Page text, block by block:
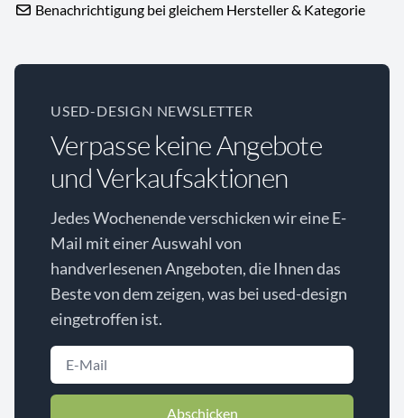
Benachrichtigung bei gleichem Hersteller & Kategorie
USED-DESIGN NEWSLETTER
Verpasse keine Angebote
und Verkaufsaktionen
Jedes Wochenende verschicken wir eine E-
Mail mit einer Auswahl von
handverlesenen Angeboten, die Ihnen das
Beste von dem zeigen, was bei used-design
eingetroffen ist.
Abschicken